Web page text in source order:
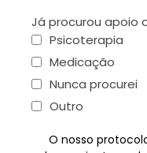
Já procurou apoio
Psicoterapia
Medicação
Nunca procurei
Outro
O nosso